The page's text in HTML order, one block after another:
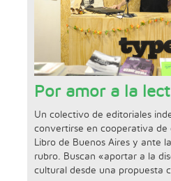
Por amor a la
Un colectivo de editoriales
convertirse en cooperativa de
Libro de Buenos Aires y ante
rubro. Buscan «aportar a la
cultural desde una propuesta